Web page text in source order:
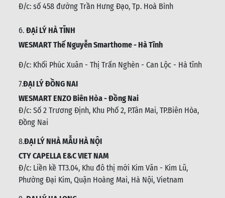
Đ/c: số 458 đường Trần Hưng Đạo, Tp. Hoà Bình
6. ĐẠi LÝ HÀ TĨNH
WESMART Thế Nguyễn Smarthome - Hà Tĩnh
Đ/c: Khối Phúc Xuân - Thị Trấn Nghèn - Can Lộc - Hà tĩnh
7.ĐẠI LÝ ĐỒNG NAI
WESMART ENZO Biên Hòa - Đồng Nai
Đ/c: Số 2 Trương Định, Khu Phố 2, P.Tân Mai, TP.Biên Hòa,
Đồng Nai
8.ĐẠI LÝ NHÀ MẪU HÀ NỘI
CTY CAPELLA E&C VIET NAM
Đ/c: Liền kề TT3.04, Khu đô thị mới Kim Văn - Kim Lũ,
Phường Đại Kim, Quận Hoàng Mai, Hà Nội, Vietnam